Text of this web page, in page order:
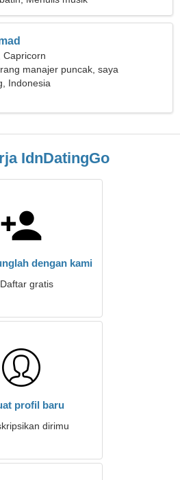
Capricorn
manajer puncak, saya
wanita yang cerdas
Indonesia
IdnDatingGo
dengan kami
Daftar gratis
profil baru
dirimu